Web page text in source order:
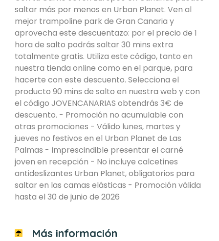
saltar más por menos en Urban Planet. Ven al
mejor trampoline park de Gran Canaria y
aprovecha este descuentazo: por el precio de 1
hora de salto podrás saltar 30 mins extra
totalmente gratis. Utiliza este código, tanto en
nuestra tienda online como en el parque, para
hacerte con este descuento. Selecciona el
producto 90 mins de salto en nuestra web y con
el código JOVENCANARIAS obtendrás 3€ de
descuento. - Promoción no acumulable con
otras promociones - Válido lunes, martes y
jueves no festivos en el Urban Planet de Las
Palmas - Imprescindible presentar el carné
joven en recepción - No incluye calcetines
antideslizantes Urban Planet, obligatorios para
saltar en las camas elásticas - Promoción válida
hasta el 30 de junio de 2026
Más información